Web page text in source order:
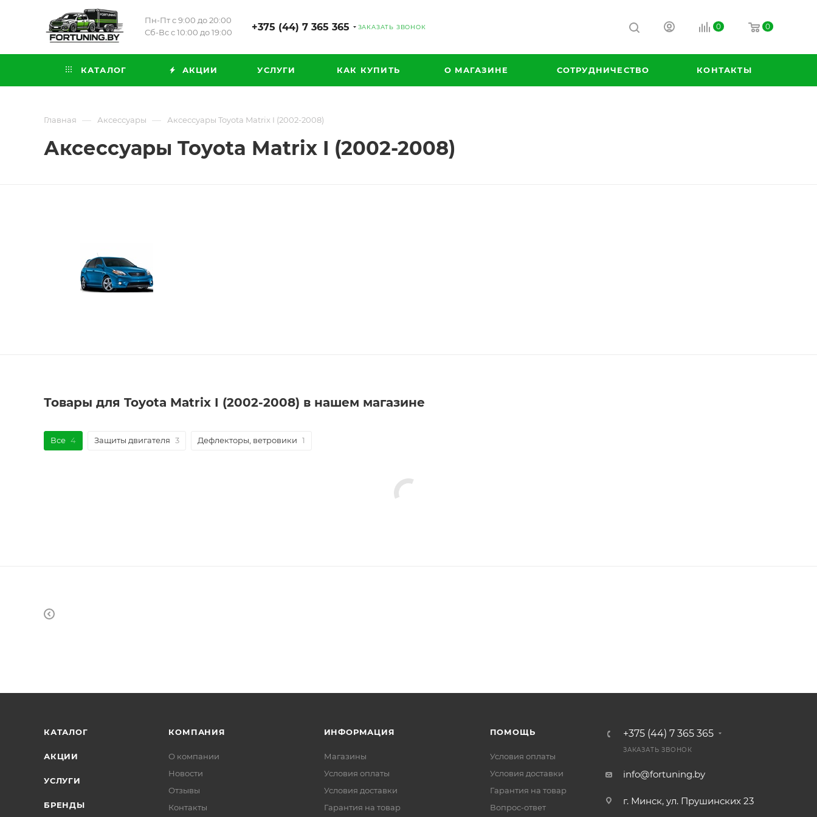
Пн-Пт с 9:00 до 20:00
Сб-Вс с 10:00 до 19:00
+375 (44) 7 365 365 ЗАКАЗАТЬ ЗВОНОК 0 0
КАТАЛОГ АКЦИИ УСЛУГИ КАК КУПИТЬ О МАГАЗИНЕ СОТРУДНИЧЕСТВО КОНТАКТЫ
Главная — Аксессуары — Аксессуары Toyota Matrix I (2002-2008)
Аксессуары Toyota Matrix I (2002-2008)
Товары для Toyota Matrix I (2002-2008) в нашем магазине
Все 4 Защиты двигателя 3 Дефлекторы, ветровики 1
КАТАЛОГ
АКЦИИ
УСЛУГИ
БРЕНДЫ
КОМПАНИЯ
О компании
Новости
Отзывы
Контакты
ИНФОРМАЦИЯ
Магазины
Условия оплаты
Условия доставки
Гарантия на товар
ПОМОЩЬ
Условия оплаты
Условия доставки
Гарантия на товар
Вопрос-ответ
+375 (44) 7 365 365
ЗАКАЗАТЬ ЗВОНОК
info@fortuning.by
г. Минск, ул. Прушинских 23